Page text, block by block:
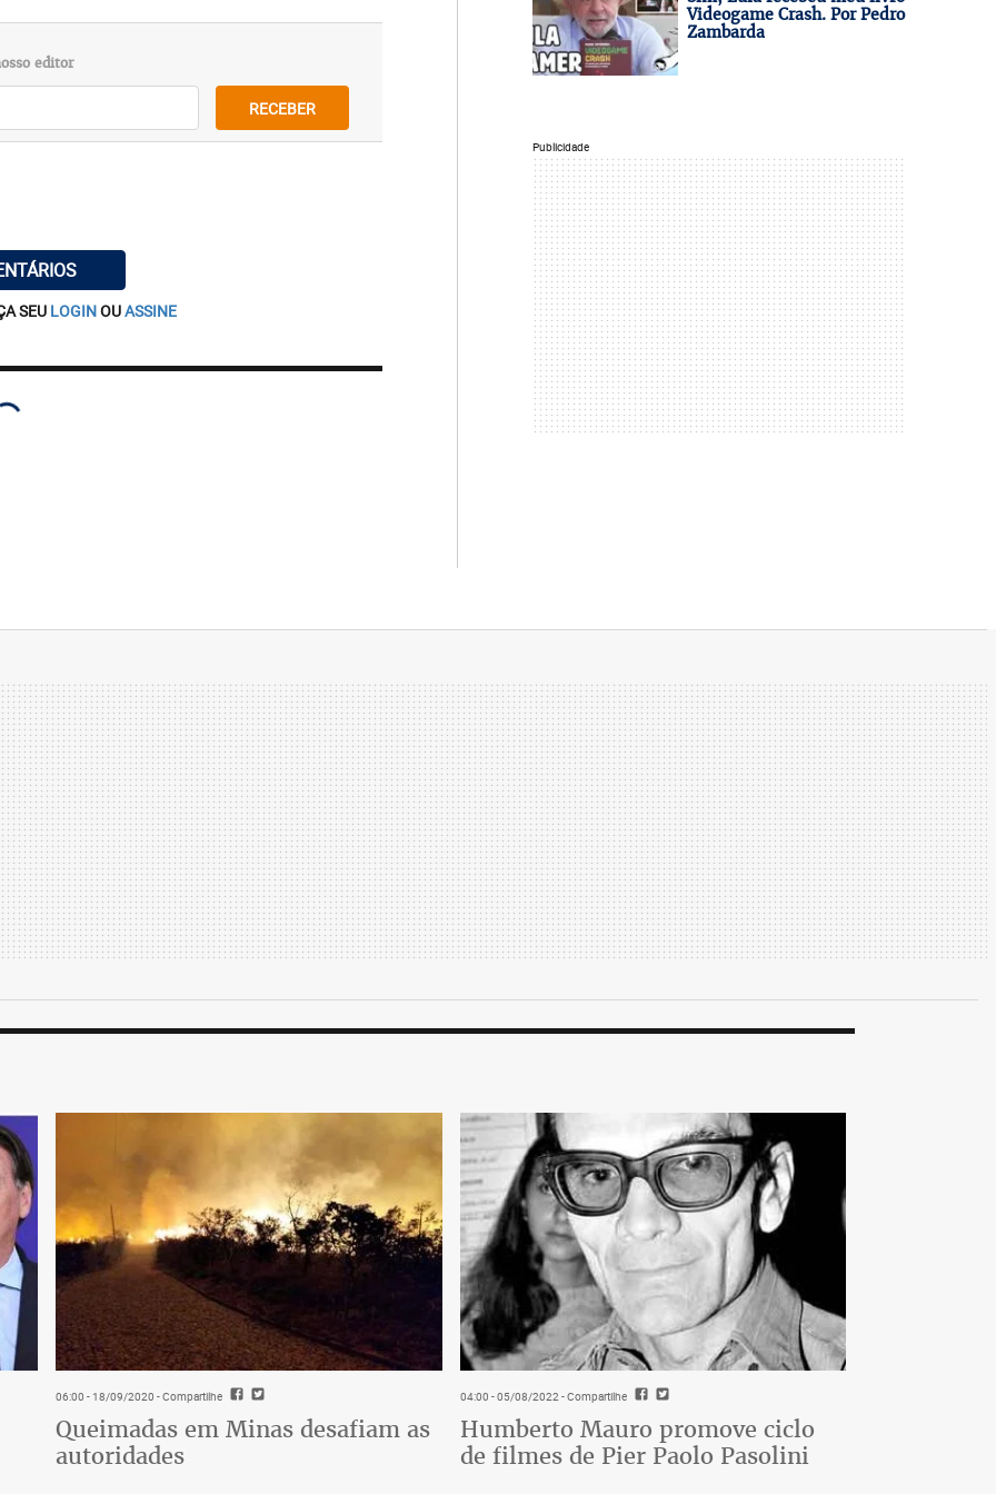
editor
RECEBER
SEU LOGINOUASSINE
Videogame Crash. Por Pedro
Zambarda
Publicidade
06:00 - 18/09/2020 - Compartilhe
Queimadas em Minas desafiam as
autoridades
04:00 - 05/08/2022- Compartilhe
Humberto Mauro promove ciclo
de filmes de Pier Paolo Pasolini